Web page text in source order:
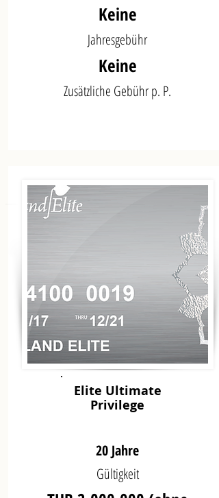
Keine
Jahresgebühr
Keine
Zusätzliche Gebühr p. P.
Elite Ultimate
Privilege
20 Jahre
Gültigkeit